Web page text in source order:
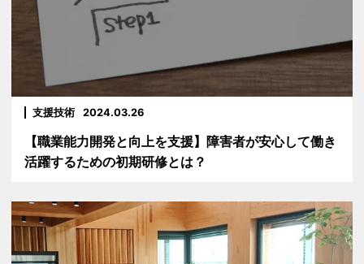
支援技術 2024.03.26
【職業能力開発と向上を支援】障害者が安心して働き
活躍するための初期研修とは？